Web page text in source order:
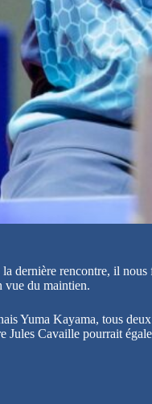
dernière rencontre, il
vue du maintien.
Yuma Kayama, tous
Cavaille pourrait